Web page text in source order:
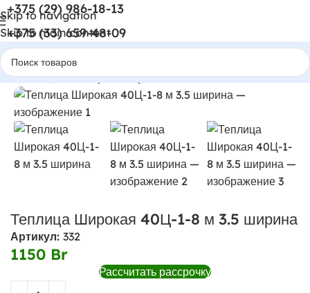
Skip to navigation
Skip to main content
+375 (29) 986-18-13
+375 (33) 659-48-09
Главная Теплицы и Парники
Теплица Широкая 40Ц-1-8 м 3.5 ширина
Артикул: 332
1150 Br
Рассчитать рассрочку